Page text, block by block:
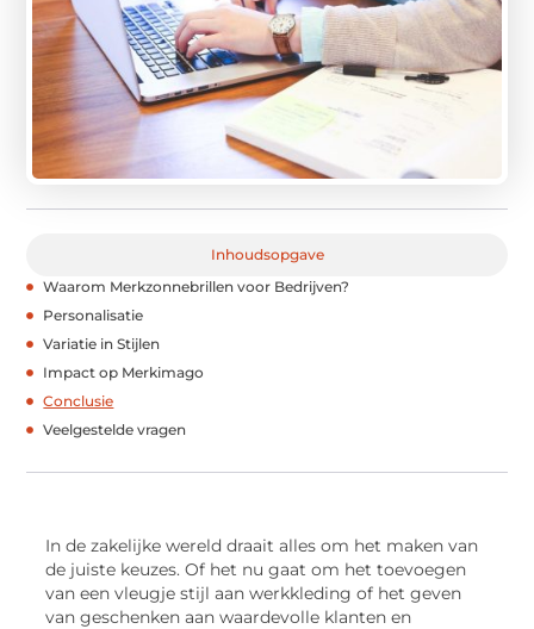
Inhoudsopgave
Waarom Merkzonnebrillen voor Bedrijven?
Personalisatie
Variatie in Stijlen
Impact op Merkimago
Conclusie
Veelgestelde vragen
In de zakelijke wereld draait alles om het maken van
de juiste keuzes. Of het nu gaat om het toevoegen
van een vleugje stijl aan werkkleding of het geven
van geschenken aan waardevolle klanten en